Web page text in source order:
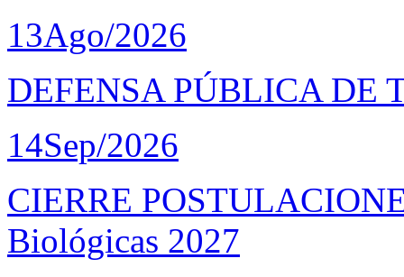
13Ago/2026
DEFENSA PÚBLICA DE
14Sep/2026
CIERRE
Biológicas 2027